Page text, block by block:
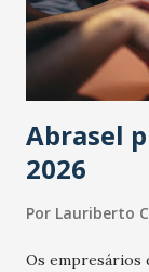
Abrasel
2026
Por Lauriberto
Os empresários